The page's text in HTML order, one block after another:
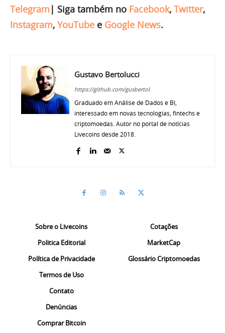
Telegram | Siga também no Facebook, Twitter,
Instagram, YouTube e Google News.
Gustavo Bertolucci
https://github.com/gusbertol
Graduado em Análise de Dados e BI,
interessado em novas tecnologias, fintechs e
criptomoedas. Autor no portal de notícias
Livecoins desde 2018.
Sobre o Livecoins
Politica Editorial
Política de Privacidade
Termos de Uso
Contato
Denúncias
Comprar Bitcoin
Cotações
MarketCap
Glossário Criptomoedas